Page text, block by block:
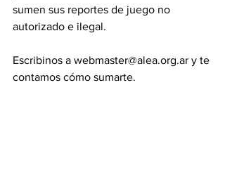
sumen sus reportes de juego no
autorizado e ilegal.
Escribinos a webmaster@alea.org.ar y te
contamos cómo sumarte.